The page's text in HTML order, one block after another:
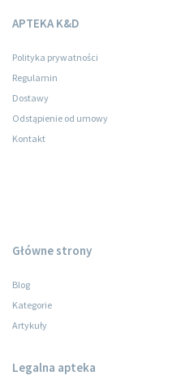
APTEKA K&D
Polityka prywatności
Regulamin
Dostawy
Odstąpienie od umowy
Kontakt
Główne strony
Blog
Kategorie
Artykuły
Legalna apteka